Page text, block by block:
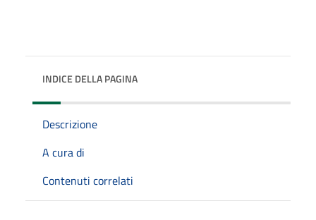
INDICE DELLA PAGINA
Descrizione
A cura di
Contenuti correlati